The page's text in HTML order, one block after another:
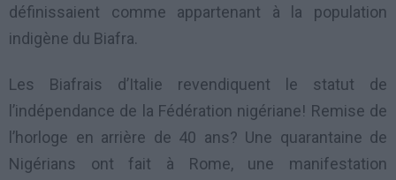
définissaient comme appartenant à la population
indigène du Biafra.
Les Biafrais d’Italie revendiquent le statut de
l’indépendance de la Fédération nigériane! Remise de
l’horloge en arrière de 40 ans? Une quarantaine de
Nigérians ont fait à Rome, une manifestation